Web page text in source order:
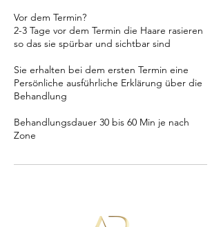
Vor dem Termin?
2-3 Tage vor dem Termin die Haare rasieren
so das sie spürbar und sichtbar sind
Sie erhalten bei dem ersten Termin eine
Persönliche ausführliche Erklärung über die
Behandlung
Behandlungsdauer 30 bis 60 Min je nach
Zone